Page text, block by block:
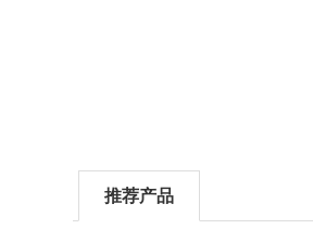
推荐产品